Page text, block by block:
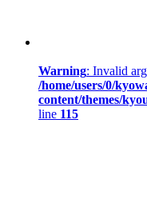
Warning: Invalid
/home/users/0/
content/themes/
line 115